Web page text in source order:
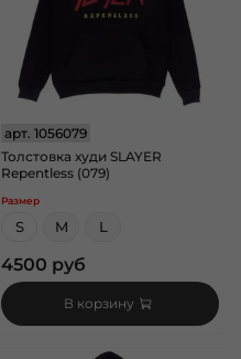
арт.1056079
Толстовка худи SLAYER
Repentless (079)
Размер
S M L
4500 руб
В корзину